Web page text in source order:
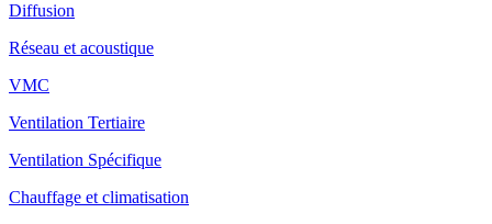
Diffusion
Réseau et acoustique
VMC
Ventilation Tertiaire
Ventilation Spécifique
Chauffage et climatisation